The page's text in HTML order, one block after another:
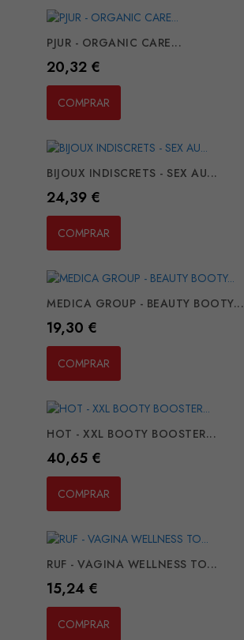
PJUR - ORGANIC CARE...
Preço
20,32 €
COMPRAR
BIJOUX INDISCRETS - SEX AU...
Preço
24,39 €
COMPRAR
MEDICA GROUP - BEAUTY BOOTY...
Preço
19,30 €
COMPRAR
HOT - XXL BOOTY BOOSTER...
Preço
40,65 €
COMPRAR
RUF - VAGINA WELLNESS TO...
Preço
15,24 €
COMPRAR